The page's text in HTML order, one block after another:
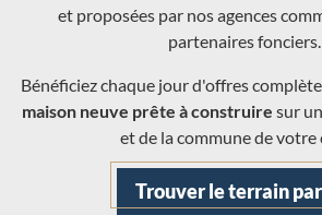
et proposées par nos agences
partenaires fonciers.
Bénéficiez chaque jour d'offres
maison neuve prête à construire sur
et de la commune de votre
Trouver le terrain